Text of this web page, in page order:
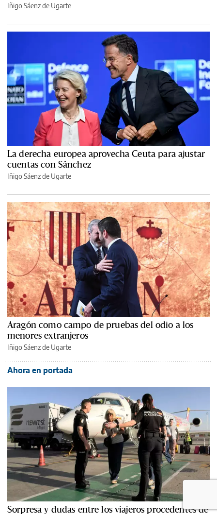
Iñigo Sáenz de Ugarte
La derecha europea aprovecha Ceuta para ajustar
cuentas con Sánchez
Iñigo Sáenz de Ugarte
Aragón como campo de pruebas del odio a los
menores extranjeros
Iñigo Sáenz de Ugarte
Ahora en portada
Sorpresa y dudas entre los viajeros procedentes de